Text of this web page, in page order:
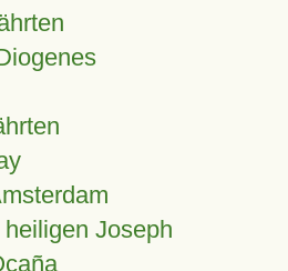
Joseph